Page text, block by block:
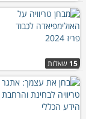
15 שאלות